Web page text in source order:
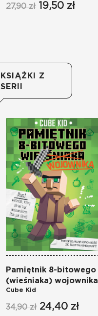
27,90 zł 19,50 zł
KSIĄŻKI Z
SERII
Pamiętnik 8-bitowego
(wieśniaka) wojownika
Cube Kid
34,90 zł 24,40 zł